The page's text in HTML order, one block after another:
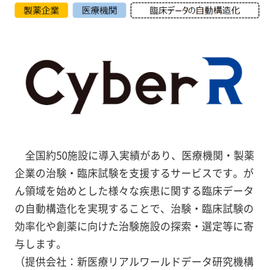
全国約50施設に導入実績があり、医療機関・製薬
企業の治験・臨床試験を支援するサービスです。が
ん領域を始めとした様々な疾患に関する臨床データ
の自動構造化を実現することで、治験・臨床試験の
効率化や創薬に向けた治験施設の探索・選定等に寄
与します。
（提供会社：新医療リアルワールドデータ研究機構